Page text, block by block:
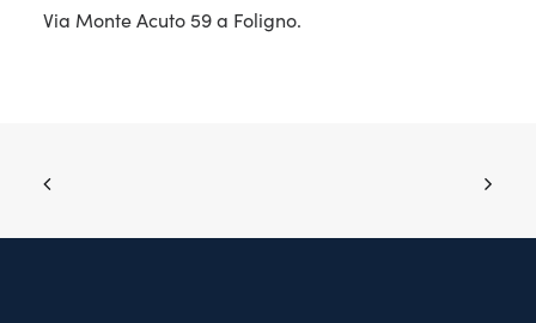
Via Monte Acuto 59 a Foligno.